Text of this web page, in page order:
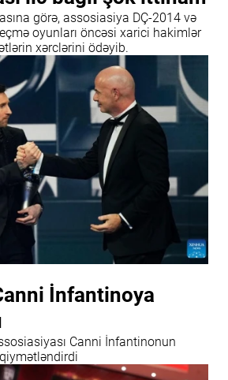
görə, assosiasiya DÇ-2014 və
oyunları öncəsi xarici hakimlər
xərclərini ödəyib.
İnfantinoya
Canni İnfantinonun